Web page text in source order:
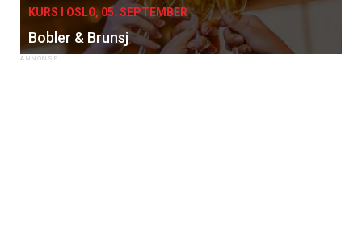
KURS I OSLO, 05. SEPTEMBER
Bobler & Brunsj